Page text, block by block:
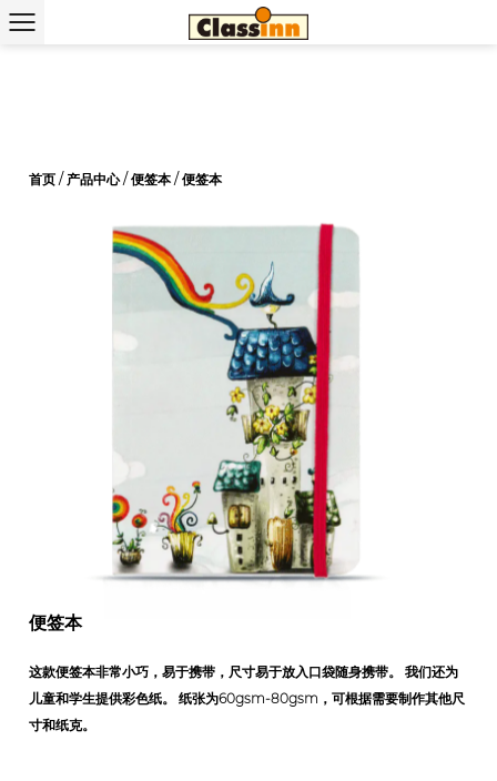
首页 / 产品中心/便签本 /便签本
便签本
这款便签本非常小巧，易于携带，尺寸易于放入口袋随身携带。 我们还为
儿童和学生提供彩色纸。 纸张为60gsm-80gsm，可根据需要制作其他尺
寸和纸克。